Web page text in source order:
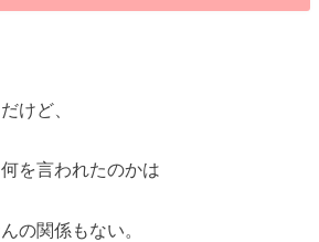
けど、
を言われたのかは
の関係もない。